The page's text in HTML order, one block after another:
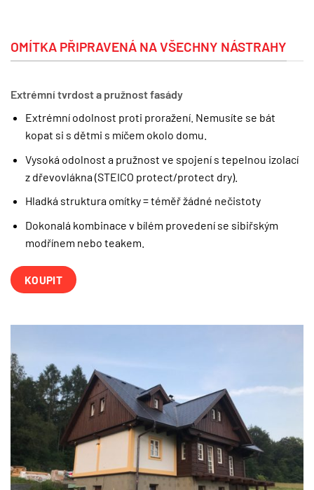
OMÍTKA PŘIPRAVENÁ NA VŠECHNY NÁSTRAHY
Extrémní tvrdost a pružnost fasády
Extrémní odolnost proti proražení. Nemusíte se bát
kopat si s dětmi s míčem okolo domu.
Vysoká odolnost a pružnost ve spojení s tepelnou izolací
z dřevovlákna (STEICO protect/protect dry).
Hladká struktura omítky = téměř žádné nečistoty
Dokonalá kombinace v bílém provedení se sibiřským
modřínem nebo teakem.
KOUPIT